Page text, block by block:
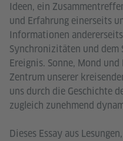
Ideen, ein
und Erfahrung einerseits
Informationen
Synchronizitäten und
Ereignis. Sonne, Mond
Zentrum unserer
uns durch die Geschichte
zugleich zunehmend
Dieses Essay aus